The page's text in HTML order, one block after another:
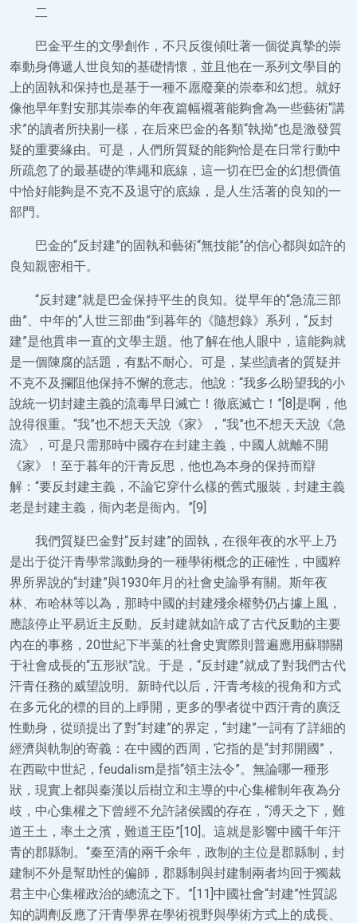
二
巴金平生的文學創作，不只反復傾吐著一個從真摯的崇
奉動身傳遞人世良知的基礎情懷，並且他在一系列文學目的
上的固執和保持也是基于一種不愿廢棄的崇奉和幻想。就好
像他早年對安那其崇奉的年夜篇幅襯著能夠會為一些藝術“講
求”的讀者所抉剔一樣，在后來巴金的各類“執拗”也是激發質
疑的重要緣由。可是，人們所質疑的能夠恰是在日常行動中
所疏忽了的最基礎的準繩和底線，這一切在巴金的幻想價值
中恰好能夠是不克不及退守的底線，是人生活著的良知的一
部門。
巴金的“反封建”的固執和藝術“無技能”的信心都與如許的
良知親密相干。
“反封建”就是巴金保持平生的良知。從早年的“急流三部
曲”、中年的“人世三部曲”到暮年的《隨想錄》系列，“反封
建”是他貫串一直的文學主題。他了解在他人眼中，這能夠就
是一個陳腐的話題，有點不耐心。可是，某些讀者的質疑并
不克不及攔阻他保持不懈的意志。他說：“我多么盼望我的小
說統一切封建主義的流毒早日滅亡！徹底滅亡！”[8]是啊，他
說得很重。“我”也不想天天說《家》，“我”也不想天天說《急
流》，可是只需那時中國存在封建主義，中國人就離不開
《家》！至于暮年的汗青反思，他也為本身的保持而辯
解：“要反封建主義，不論它穿什么樣的舊式服裝，封建主義
老是封建主義，衙內老是衙內。”[9]
我們質疑巴金對“反封建”的固執，在很年夜的水平上乃
是出于從汗青學常識動身的一種學術概念的正確性，中國粹
界所界說的“封建”與1930年月的社會史論爭有關。斯年夜
林、布哈林等以為，那時中國的封建殘余權勢仍占據上風，
應該停止平易近主反動。反封建就如許成了古代反動的主要
內在的事務，20世紀下半葉的社會史實際則普遍應用蘇聯關
于社會成長的“五形狀”說。于是，“反封建”就成了對我們古代
汗青任務的威望說明。新時代以后，汗青考核的視角和方式
在多元化的標的目的上睜開，更多的學者從中西汗青的廣泛
性動身，從頭提出了對“封建”的界定，“封建”一詞有了詳細的
經濟與軌制的寄義：在中國的西周，它指的是“封邦開國”，
在西歐中世紀，feudalism是指“領主法令”。無論哪一種形
狀，現實上都與秦漢以后樹立和主導的中心集權制年夜為分
歧，中心集權之下曾經不允許諸侯國的存在，“溥天之下，難
道王土，率土之濱，難道王臣”[10]。這就是影響中國千年汗
青的郡縣制。“秦至清的兩千余年，政制的主位是郡縣制，封
建制不外是幫助性的偏師，郡縣制與封建制兩者均回于獨裁
君主中心集權政治的總流之下。”[11]中國社會“封建”性質認
知的調劑反應了汗青學界在學術視野與學術方式上的成長、